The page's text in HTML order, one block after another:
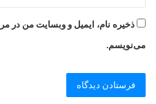
ذخیره نام، ایمیل و وبسایت من در
می‌نویسم.